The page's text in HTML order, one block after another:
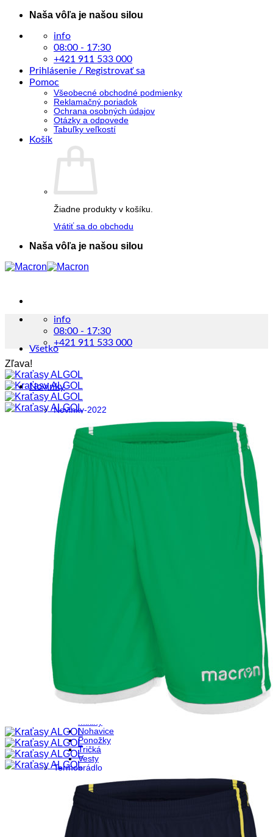
Skip
content
Naša vôľa je našou silou
info
08:00 - 17:30
+421 911 533 000
Prihlásenie / Registrovať sa
Pomoc
Všeobecné obchodné podmienky
Reklamačný poriadok
Ochrana osobných údajov
Otázky a odpovede
Tabuľky veľkostí
Košík
Žiadne produkty v košíku.
Vrátiť sa do obchodu
Naša vôľa je našou silou
Všetko
Novinky
Novinky-2022
Beh
Futbal
Športové oblečenie
Bundy
Mikiny
Nohavice
Ponožky
Tričká
Vesty
Termoprádlo
Termonohavice
Termotričká
Tréning
info
08:00 - 17:30
+421 911 533 000
Zľava!